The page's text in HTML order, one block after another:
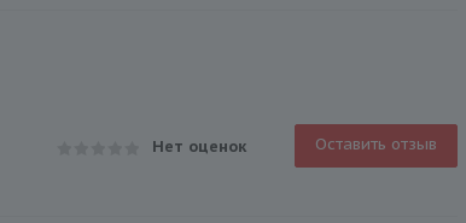
Нет оценок Оставить отзыв